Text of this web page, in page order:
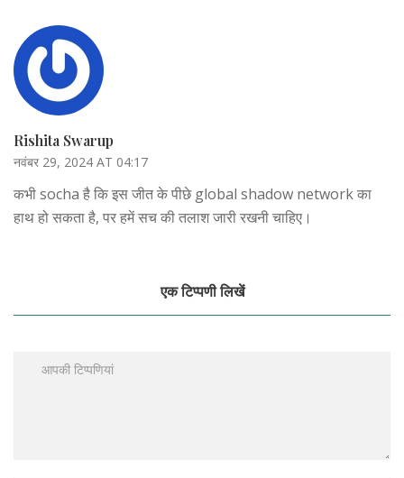
Rishita Swarup
नवंबर 29, 2024 AT 04:17
कभी socha है कि इस जीत के पीछे global shadow network का
हाथ हो सकता है, पर हमें सच की तलाश जारी रखनी चाहिए।
एक टिप्पणी लिखें